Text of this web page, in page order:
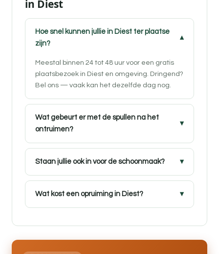
in Diest
Hoe snel kunnen jullie in Diest ter plaatse
zijn?
Meestal binnen 24 tot 48 uur voor een gratis
plaatsbezoek in Diest en omgeving. Dringend?
Bel ons — vaak kan het dezelfde dag nog.
Wat gebeurt er met de spullen na het
ontruimen?
Staan jullie ook in voor de schoonmaak?
Wat kost een opruiming in Diest?